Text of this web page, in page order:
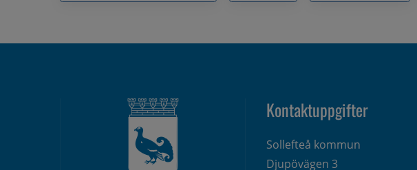
Kontaktuppgifter
Sollefteå kommun
Djupövägen 3